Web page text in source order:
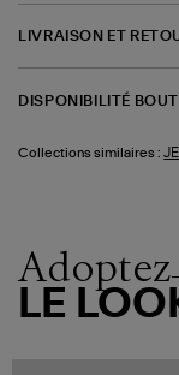
LIVRAISON ET
DISPONIBILITÉ
Collections similaires :
Adoptez
LE